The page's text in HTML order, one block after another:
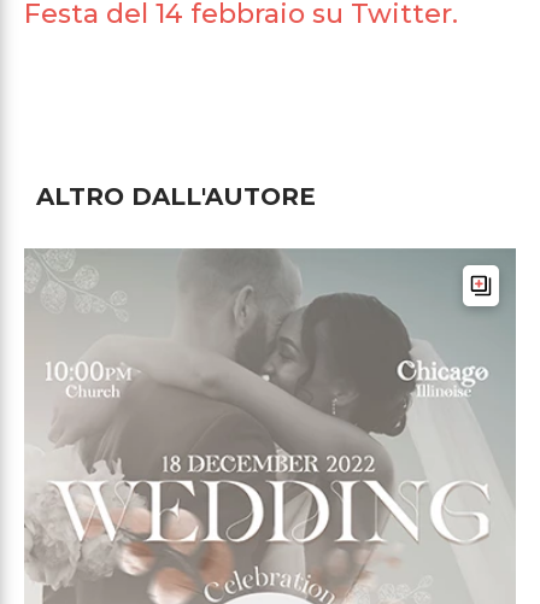
Festa del 14 febbraio su Twitter.
ALTRO DALL'AUTORE